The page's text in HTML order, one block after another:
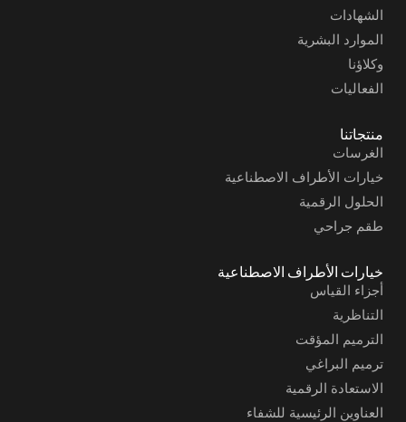
الشهادات
الموارد البشرية
وكلاؤنا
الفعاليات
منتجاتنا
الغرسات
خيارات الأطراف الاصطناعية
الحلول الرقمية
طقم جراحي
خيارات الأطراف الاصطناعية
أجزاء القياس
التناظرية
الترميم المؤقت
ترميم البراغي
الاستعادة الرقمية
العناوين الرئيسية للشفاء